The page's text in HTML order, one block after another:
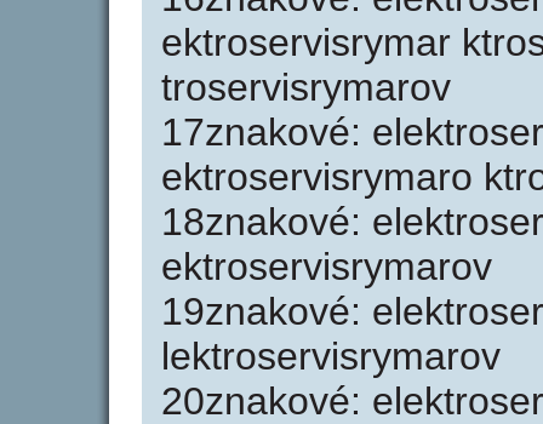
ektroservisrymar
troservisrymarov
17znakové:
ektroservisrymaro
18znakové:
ektroservisrymarov
19znakové:
lektroservisrymarov
20znakové: